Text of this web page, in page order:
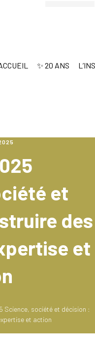
✨ 20 ANS
et
des
et
Science, société et décision :
et action